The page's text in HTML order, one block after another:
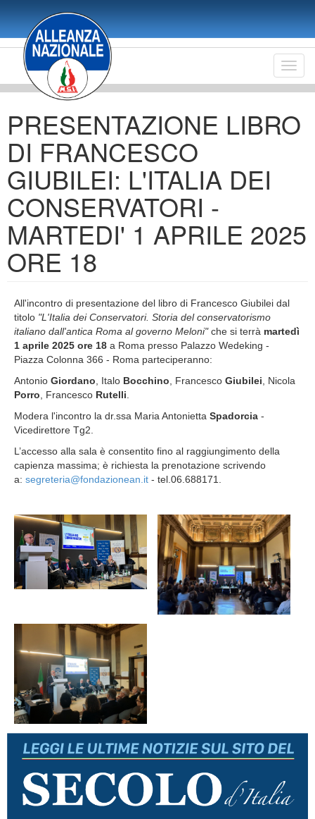
contenuto
principale
PRESENTAZIONE LIBRO
DI FRANCESCO
GIUBILEI: L'ITALIA DEI
CONSERVATORI -
MARTEDI' 1 APRILE 2025
ORE 18
All'incontro di presentazione del libro di Francesco Giubilei dal
titolo "L'Italia dei Conservatori. Storia del conservatorismo
italiano dall'antica Roma al governo Meloni"che si terrà martedì
1 aprile 2025 ore 18 a Roma presso Palazzo Wedeking -
Piazza Colonna 366 - Roma parteciperanno:
Antonio Giordano , Italo Bocchino , Francesco Giubilei , Nicola
Porro , Francesco Rutelli
Modera l'incontro la dr.ssa Maria Antonietta Spadorcia -
Vicedirettore Tg2.
L’accesso alla sala è consentito fino al raggiungimento della
capienza massima; è richiesta la prenotazione scrivendo
a: segreteria@fondazionean.it - tel.06.688171.